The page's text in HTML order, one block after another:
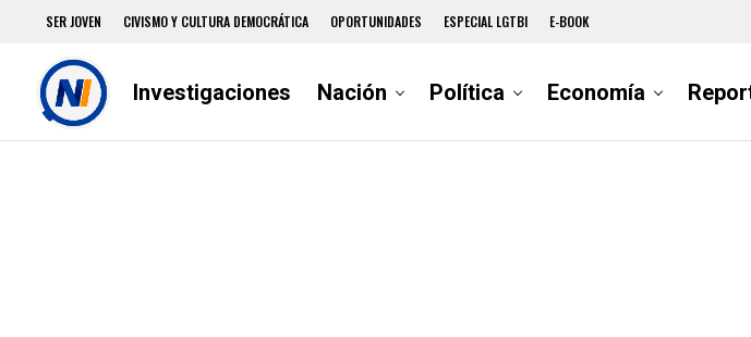
SER JOVEN CIVISMO Y CULTURA DEMOCRÁTICA OPORTUNIDADES ESPECIAL LGTBI E-BOOK
Investigaciones Nación Política Economía